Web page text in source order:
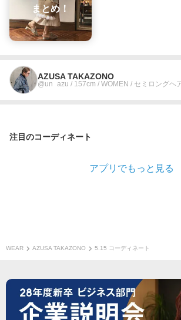
まとめ！
AZUSA TAKAZONO
@un_azu / 157cm / WOMEN / セミロングヘ
注目のコーディネート
アプリでもっと見る
WEAR AZUSA TAKAZONO 5.15 コーディネート